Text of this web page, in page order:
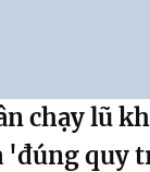
chạy lũ
'đúng quy